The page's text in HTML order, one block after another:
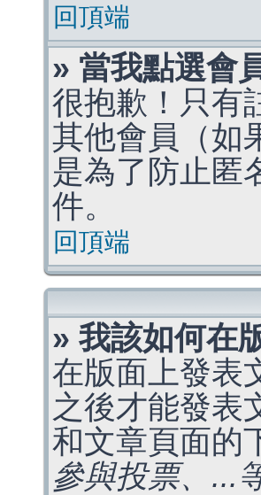
回頂端
» 當我點選會
很抱歉！只有
其他會員（如
是為了防止匿
件。
回頂端
» 我該如何在
在版面上發表
之後才能發表
和文章頁面的
參與投票、...